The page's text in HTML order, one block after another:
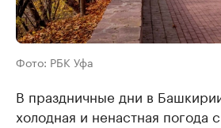
Фото: РБК Уфа
В праздничные дни в
холодная и ненастная погода